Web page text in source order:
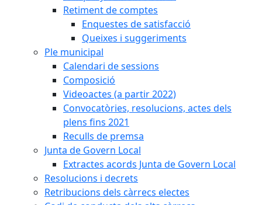
Retiment de comptes
Enquestes de satisfacció
Queixes i suggeriments
Ple municipal
Calendari de sessions
Composició
Videoactes (a partir 2022)
Convocatòries, resolucions, actes dels
plens fins 2021
Reculls de premsa
Junta de Govern Local
Extractes acords Junta de Govern Local
Resolucions i decrets
Retribucions dels càrrecs electes